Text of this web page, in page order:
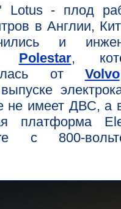
Lotus - плод
в Англии,
и
Polestar,
от Volvo
не имеет ДВС, а
платформа
с 800-